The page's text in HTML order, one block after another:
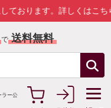
す。詳しくはこちら
で 送料無料
ラー公